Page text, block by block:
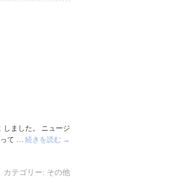
しました。 ニュージ
って … 続きを読む →
カテゴリー: その他